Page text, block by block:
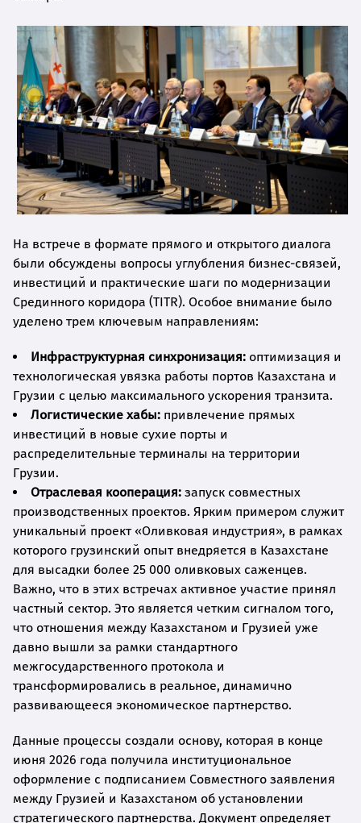
На встрече в формате прямого и открытого диалога
были обсуждены вопросы углубления бизнес-связей,
инвестиций и практические шаги по модернизации
Срединного коридора (TITR). Особое внимание было
уделено трем ключевым направлениям:
Инфраструктурная синхронизация: оптимизация и
технологическая увязка работы портов Казахстана и
Грузии с целью максимального ускорения транзита.
Логистические хабы: привлечение прямых
инвестиций в новые сухие порты и
распределительные терминалы на территории
Грузии.
Отраслевая кооперация: запуск совместных
производственных проектов. Ярким примером служит
уникальный проект «Оливковая индустрия», в рамках
которого грузинский опыт внедряется в Казахстане
для высадки более 25 000 оливковых саженцев.
Важно, что в этих встречах активное участие принял
частный сектор. Это является четким сигналом того,
что отношения между Казахстаном и Грузией уже
давно вышли за рамки стандартного
межгосударственного протокола и
трансформировались в реальное, динамично
развивающееся экономическое партнерство.
Данные процессы создали основу, которая в конце
июня 2026 года получила институциональное
оформление с подписанием Совместного заявления
между Грузией и Казахстаном об установлении
стратегического партнерства. Документ определяет